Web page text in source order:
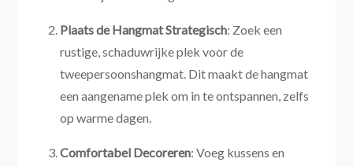
Plaats de Hangmat Strategisch: Zoek een
rustige, schaduwrijke plek voor de
tweepersoonshangmat. Dit maakt de hangmat
een aangename plek om in te ontspannen, zelfs
op warme dagen.
Comfortabel Decoreren: Voeg kussens en